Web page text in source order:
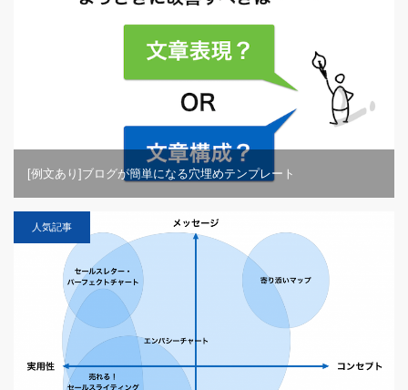
[例文あり]ブログが簡単になる穴埋めテンプレート
人気記事